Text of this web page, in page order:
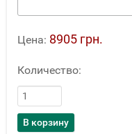
Цена: 8905 грн.
Количество: